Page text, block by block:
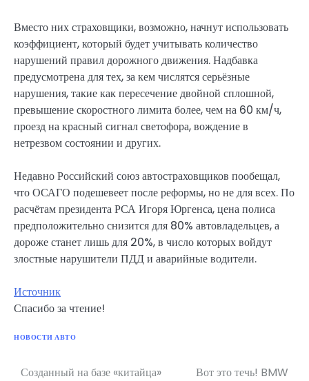
Вместо них страховщики, возможно, начнут использовать
коэффициент, который будет учитывать количество
нарушений правил дорожного движения. Надбавка
предусмотрена для тех, за кем числятся серьёзные
нарушения, такие как пересечение двойной сплошной,
превышение скоростного лимита более, чем на 60 км/ч,
проезд на красный сигнал светофора, вождение в
нетрезвом состоянии и других.
Недавно Российский союз автостраховщиков пообещал,
что ОСАГО подешевеет после реформы, но не для всех. По
расчётам президента РСА Игоря Юргенса, цена полиса
предположительно снизится для 80% автовладельцев, а
дороже станет лишь для 20%, в число которых войдут
злостные нарушители ПДД и аварийные водители.
Источник
Спасибо за чтение!
НОВОСТИ АВТО
Навигация
Созданный на базе «китайца»
Вот это течь! BMW